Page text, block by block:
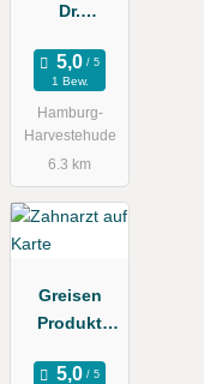
Dr.
xis
1 Bew.
Hamburg-
Harvestehude
6.3 km
Greisen
Produkt